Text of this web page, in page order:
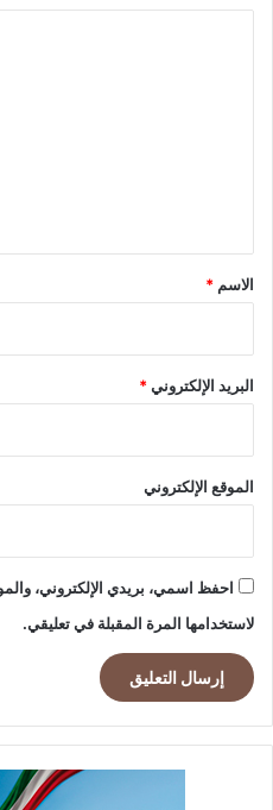
*
الاسم *
البريد الإلكتروني*
الموقع الإلكتروني
احفظ اسمي، بريدي الإلكتروني،
لاستخدامها المرة المقبلة في تعليقي.